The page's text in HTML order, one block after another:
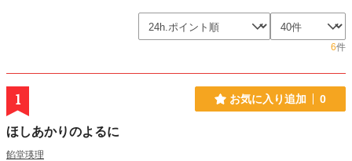
6件
1 お気に入り追加 0
ほしあかりのよるに
餡堂瑛理